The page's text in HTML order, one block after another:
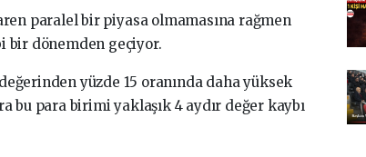
paralel bir piyasa olmamasına rağmen
bir dönemden geçiyor.
yüzde 15 oranında daha yüksek
bu para birimi yaklaşık 4 aydır değer kaybı